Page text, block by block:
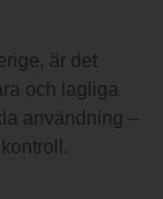
är det
och lagliga
användning –